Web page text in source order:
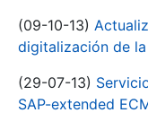
(09-10-13)
digitalización de la
(29-07-13)
SAP-extended